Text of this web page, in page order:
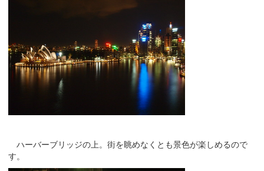
ハーバーブリッジの上。街を眺めなくとも景色が楽しめるので
す。